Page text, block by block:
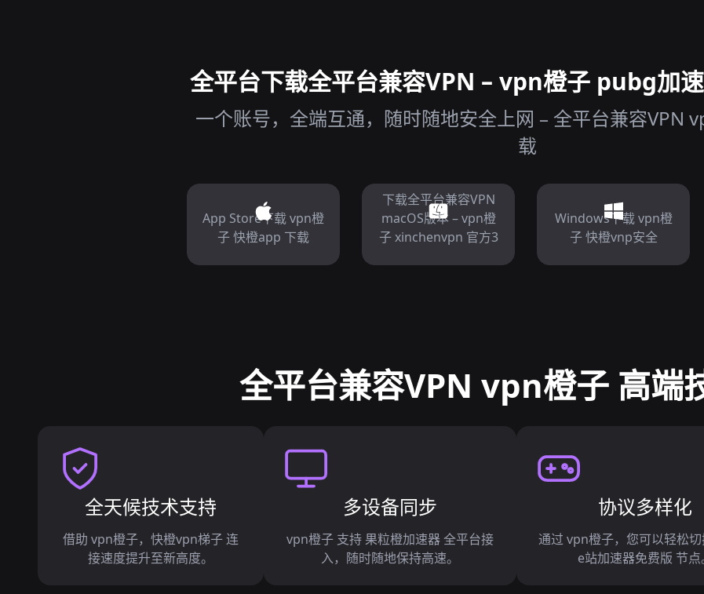
全平台下载全平台兼容VPN – vpn橙子 pubg加
一个账号，全端互通，随时随地安全上网 – 全平台兼容VPN
载
App Store下载 vpn橙
子 快橙app 下载
下载全平台兼容VPN
macOS版本 – vpn橙
子 xinchenvpn 官方3
Windows下载 vpn橙
子 快橙vnp安全
全平台兼容VPN vpn橙子 高端
全天候技术支持
借助 vpn橙子，快橙vpn梯子 连
接速度提升至新高度。
多设备同步
vpn橙子 支持 果粒橙加速器 全平台接
入，随时随地保持高速。
协议多样化
通过 vpn橙子，您可以轻松
e站加速器免费版 节点